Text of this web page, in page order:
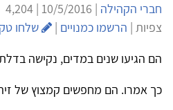
חברי הקהילה
| 10/5/2016 | 4,204
צפיות | הרשמו כמנויים |
שלחו
הם הגיעו שנים במדים, נקישה
כך אמרו. הם מחפשים קמצוץ של